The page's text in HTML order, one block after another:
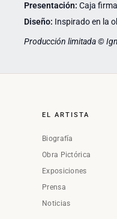
Presentación: Caja
Diseño: Inspirado en la
Producción limitada ©
EL ARTISTA
Biografía
Obra Pictórica
Exposiciones
Prensa
Noticias